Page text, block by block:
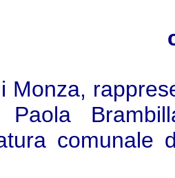
Monza,
Paola